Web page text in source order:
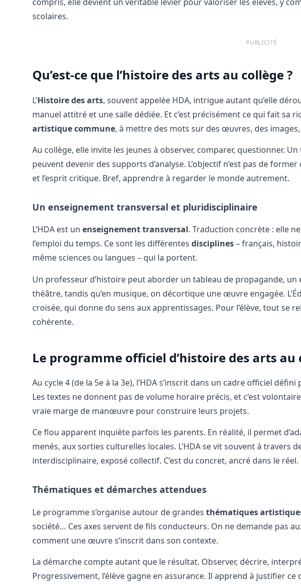
scolaires.
PUBLICITÉ
Qu’est-ce que l’histoire des arts au collège ?
L’Histoire des arts, souvent appelée HDA, intrigue autant qu’elle
manuel attitré et une salle dédiée. Et c’est précisément ce qui fait sa
artistique commune, à mettre des mots sur des œuvres, des
Au collège, elle invite les jeunes à observer, comparer, questionner.
peuvent devenir des supports d’analyse. L’objectif n’est pas de
et l’esprit critique. Bref, apprendre à regarder le monde autrement.
Un enseignement transversal et pluridisciplinaire
L’HDA est un enseignement transversal. Traduction concrète : elle
l’emploi du temps. Ce sont les différentes disciplines– français,
même sciences ou langues – qui la portent.
Un professeur d’histoire peut aborder un tableau de propagande,
théâtre, tandis qu’en musique, on décortique une œuvre engagée.
croisée, qui donne du sens aux apprentissages. Pour l’élève, tout se
cohérente.
Le programme officiel d’histoire des arts au
Au cycle 4 (de la 5e à la 3e), l’HDA s’inscrit dans un cadre officiel
Les textes ne donnent pas de volume horaire précis, et c’est
vraie marge de manœuvre pour construire leurs projets.
Ce flou apparent inquiète parfois les parents. En réalité, il permet
menés, aux sorties culturelles locales. L’HDA se vit souvent à travers
interdisciplinaire, exposé collectif. C’est du concret, ancré dans le réel.
Thématiques et démarches attendues
Le programme s’organise autour de grandes thématiques
société… Ces axes servent de fils conducteurs. On ne demande pas
comment une œuvre s’inscrit dans son contexte.
La démarche compte autant que le résultat. Observer, décrire,
Progressivement, l’élève gagne en assurance. Il apprend à justifier ce